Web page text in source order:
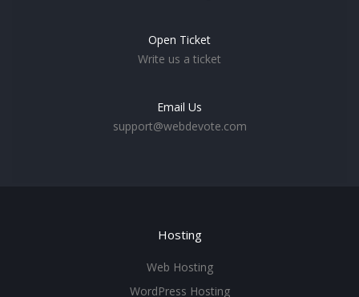
Open Ticket
Write us a ticket
Email Us
support@webdevote.com
Hosting
Web Hosting
WordPress Hosting